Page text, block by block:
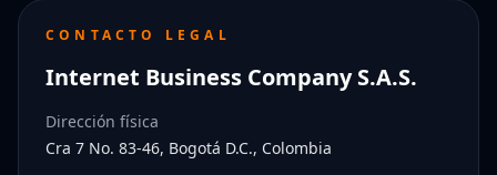
CONTACTO LEGAL
Internet Business Company S.A.S.
Dirección física
Cra 7 No. 83-46, Bogotá D.C., Colombia